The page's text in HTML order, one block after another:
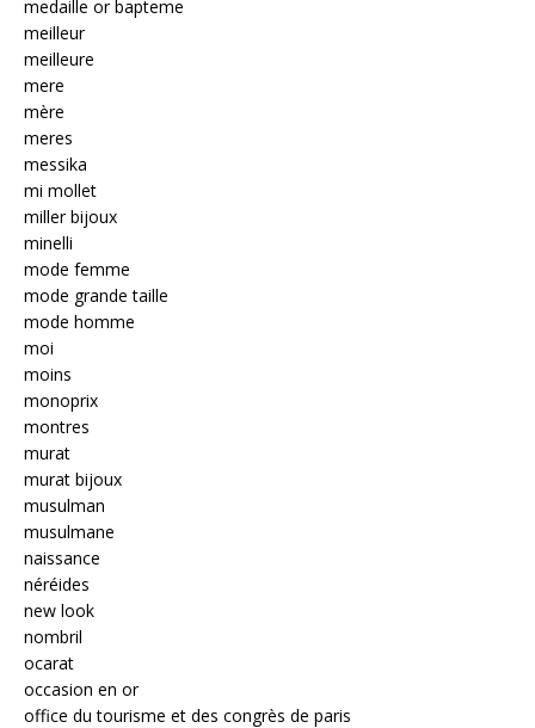
medaille or bapteme
meilleur
meilleure
mere
mère
meres
messika
mi mollet
miller bijoux
minelli
mode femme
mode grande taille
mode homme
moi
moins
monoprix
montres
murat
murat bijoux
musulman
musulmane
naissance
néréides
new look
nombril
ocarat
occasion en or
office du tourisme et des congrès de paris